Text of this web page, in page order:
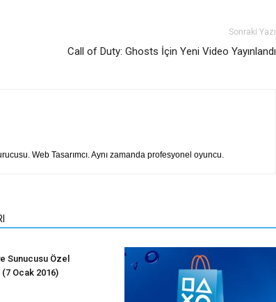
Sonraki Yazı
Call of Duty: Ghosts İçin Yeni Video Yayınlandı
Web Tasarımcı. Aynı zamanda profesyonel oyuncu.
Sunucusu Özel
Ocak 2016)